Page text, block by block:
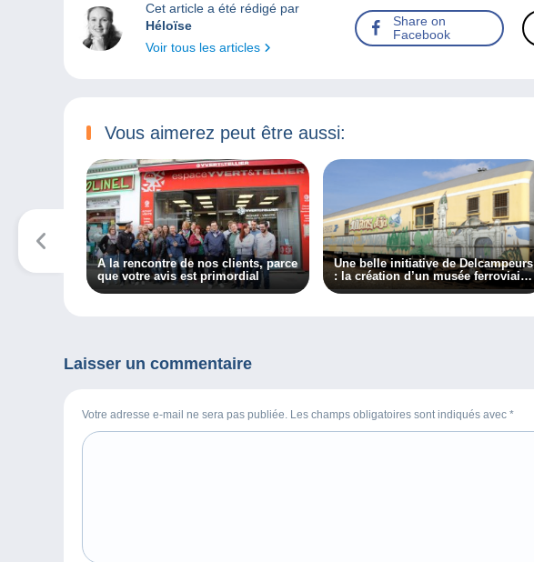
Cet article a été rédigé par
Héloïse
Voir tous les articles
Share on
Facebook
Vous aimerez peut être aussi:
A la rencontre de nos clients, parce
que votre avis est primordial
Une belle initiative de Delcampeurs
: la création d’un musée ferroviaire
et postal ambulant
Laisser un commentaire
Votre adresse e-mail ne sera pas publiée. Les champs obligatoires sont indiqués avec *